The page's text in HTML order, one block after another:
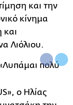
και την
κίνημα
και
Λιόλιου.
ο Ηλίας